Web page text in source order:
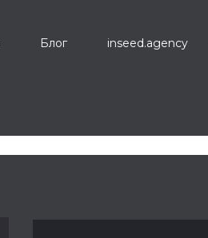
Блог inseed.agency